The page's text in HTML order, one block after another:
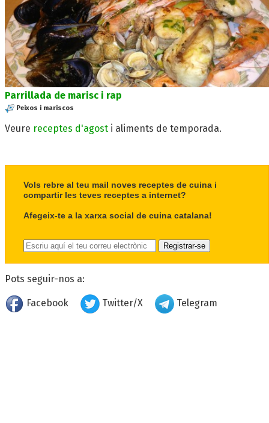
Parrillada de marisc i rap
Peixos i mariscos
Veure receptes d'agost i aliments de temporada.
Vols rebre al teu mail noves receptes de cuina i
compartir les teves receptes a internet?
Afegeix-te a la xarxa social de cuina catalana!
Pots seguir-nos a:
Facebook Twitter/X Telegram